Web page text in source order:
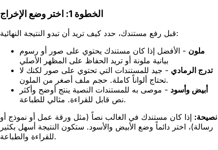
الخطوة 1: اختر وضع الإخراج
قبل رفع مستندك، حدد كيف تريد أن تبدو النتيجة النهائية:
ملون - الأفضل إذا كان مستندك يحتوي على صور أو رسوم
بيانية ملونة أو تريد الحفاظ على المظهر الأصلي
تدرج الرمادي - جيد للمستندات التي تحتوي على صور لكنك لا
تحتاج ألواناً كاملة. حجم ملف أصغر من الملون.
أبيض وأسود - موصى به للمستندات النصية ينتج أوضح وأكثر
نص قابل للقراءة. مثالي للطباعة.
نصيحة: إذا كان مستندك في الغالب نصاً (مثل ورقة عمل أو نموذج أو
رسالة)، اختر دائماً وضع الأبيض والأسود. ستكون النتيجة أسهل بكثير
للقراءة والطباعة.